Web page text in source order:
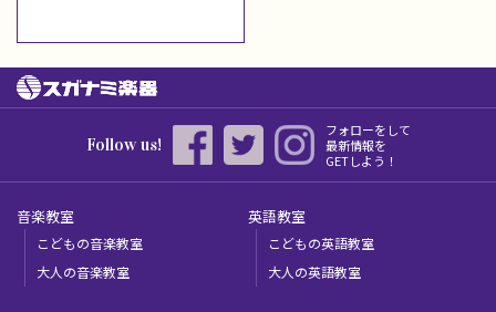
Follow us!
フォローをして
最新情報を
GETしよう！
音楽教室
こどもの音楽教室
大人の音楽教室
英語教室
こどもの英語教室
大人の英語教室